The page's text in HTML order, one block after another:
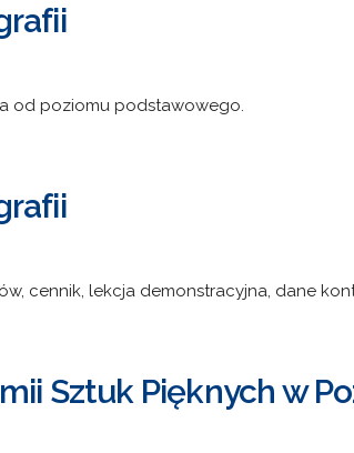
od poziomu podstawowego.
cennik, lekcja demonstracyjna, dane
Sztuk Pięknych w